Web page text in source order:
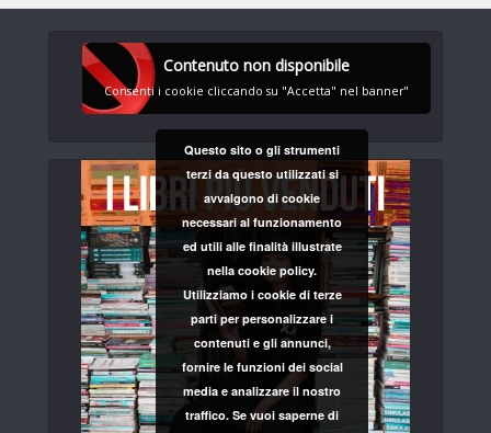
Contenuto non disponibile
Consenti i cookie cliccando su "Accetta" nel banner"
Questo sito o gli strumenti
terzi da questo utilizzati si
avvalgono di cookie
necessari al funzionamento
ed utili alle finalità illustrate
nella cookie policy.
Utilizziamo i cookie di terze
parti per personalizzare i
contenuti e gli annunci,
fornire le funzioni dei social
media e analizzare il nostro
traffico. Se vuoi saperne di